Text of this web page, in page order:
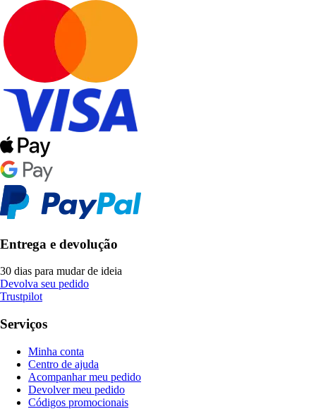
Entrega e devolução
30 dias para mudar de ideia
Devolva seu pedido
Trustpilot
Serviços
Minha conta
Centro de ajuda
Acompanhar meu pedido
Devolver meu pedido
Códigos promocionais